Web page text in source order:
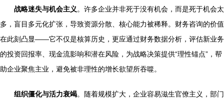
战略迷失与机会主义 。许多企业并非死于没有机会，而是死于机会太
多，盲目多元化扩张，导致资源分散、核心能力被稀释。财务咨询的价值
在此刻凸显——它不仅是核算历史，更应通过财务数据分析，评估新业务
的投资回报率、现金流影响和潜在风险，为战略决策提供“理性锚点”，帮
助企业聚焦主业，避免被非理性的增长欲望所吞噬。
组织僵化与活力衰竭。随着规模扩大，企业容易滋生官僚主义，部门